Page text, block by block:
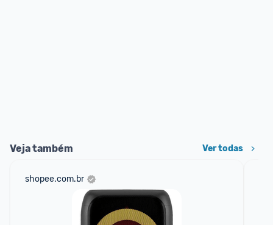
Veja também Ver todas
shopee.com.br